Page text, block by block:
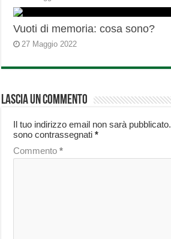
Vuoti di memoria: cosa sono?
27 Maggio 2022
Lascia un commento
Il tuo indirizzo email non sarà pubblicato.
sono contrassegnati*
Commento*